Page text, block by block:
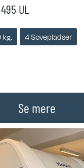
UL
kg.
4 Sovepladser
Se mere